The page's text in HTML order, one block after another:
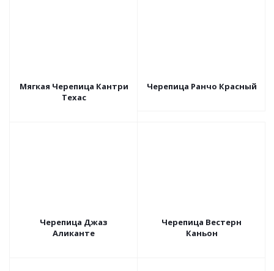
Мягкая Черепица Кантри
Техас
Черепица Ранчо Красный
Черепица Джаз
Аликанте
Черепица Вестерн
Каньон